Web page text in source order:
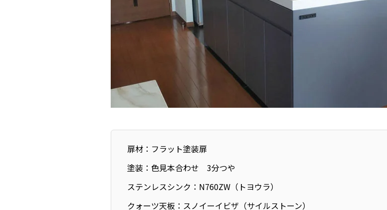
扉材：フラット塗装扉
塗装：色見本合わせ 3分つや
ステンレスシンク：N760ZW（トヨウラ）
クォーツ天板：スノイーイビザ（サイルストーン）